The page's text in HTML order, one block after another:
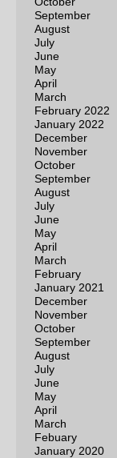
September
August
July
June
May
April
March
February 2022
January 2022
December
November
October
September
August
July
June
May
April
March
February
January 2021
December
November
October
September
August
July
June
May
April
March
Febuary
January 2020